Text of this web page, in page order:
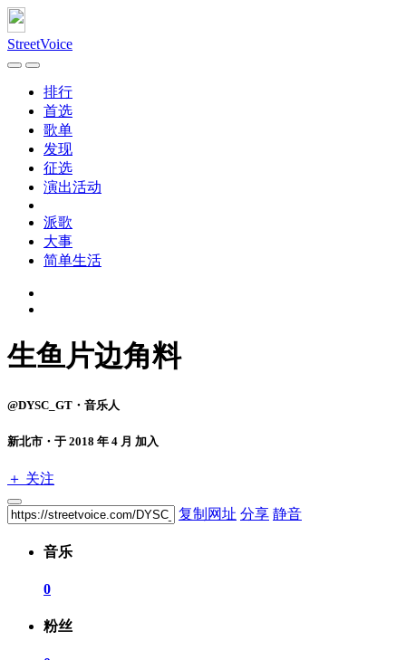
StreetVoice
排行
首选
歌单
发现
征选
演出活动
派歌
大事
简单生活
生鱼片边角料
@DYSC_GT・音乐人
新北市・于 2018 年 4 月 加入
＋ 关注
复制网址 分享 静音
音乐
0
粉丝